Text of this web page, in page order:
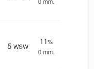
5 WSW
11%
0 mm.